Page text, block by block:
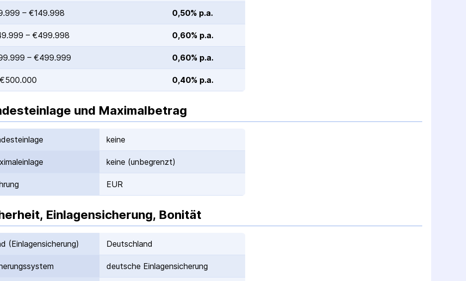
– €149.998 0,50% p.a.
– €499.998 0,60% p.a.
– €499.999 0,60% p.a.
0,40% p.a.
und Maximalbetrag
keine
keine (unbegrenzt)
EUR
Einlagensicherung, Bonität
(Einlagen­sicherung) Deutschland
deutsche Einlagen­sicherung